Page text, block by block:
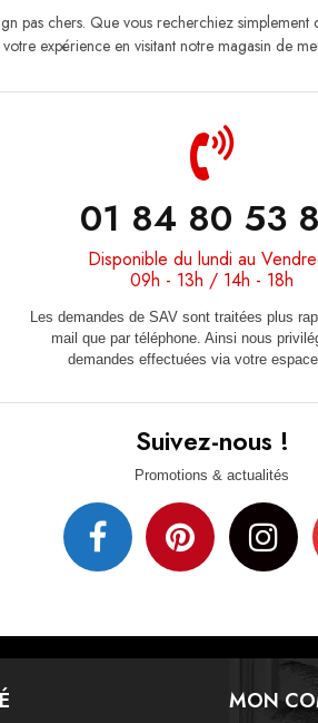
pas chers. Que vous recherchiez
votre expérience en visitant notre magasin de
01 84 80 53
Disponible du lundi au
09h - 13h / 14h - 18h
Les demandes de SAV sont traitées plus
mail que par téléphone. Ainsi nous
demandes effectuées via votre
Suivez-nous !
Promotions & actualités
MON